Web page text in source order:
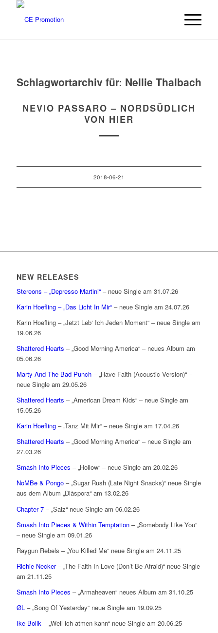
Schlagwortarchiv für: Nellie Thalbach
NEVIO PASSARO – NORDSÜDLICH
VON HIER
2018-06-21
NEW RELEASES
Stereons – „Depresso Martini“– neue Single am 31.07.26
Karin Hoefling – „Das Licht In Mir“– neue Single am 24.07.26
Karin Hoefling – „Jetzt Leb‘ Ich Jeden Moment“ – neue Single am
19.06.26
Shattered Hearts – „Good Morning America“ – neues Album am
05.06.26
Marty And The Bad Punch– „Have Faith (Acoustic Version)“ –
neue Single am 29.05.26
Shattered Hearts – „American Dream Kids“ – neue Single am
15.05.26
Karin Hoefling– „Tanz Mit Mir“ – neue Single am 17.04.26
Shattered Hearts – „Good Morning America“ – neue Single am
27.03.26
Smash Into Pieces – „Hollow“ – neue Single am 20.02.26
NoMBe & Pongo– „Sugar Rush (Late Night Snacks)“ neue Single
aus dem Album „Diàspora“ am 13.02.26
Chapter 7– „Salz“ neue Single am 06.02.26
Smash Into Pieces & Within Temptation– „Somebody Like You“
– neue Single am 09.01.26
Raygun Rebels – „You Killed Me“ neue Single am 24.11.25
Richie Necker– „The Faith In Love (Don’t Be Afraid)“ neue Single
am 21.11.25
Smash Into Pieces – „Armaheaven“ neues Album am 31.10.25
ØL – „Song Of Yesterday“ neue Single am 19.09.25
Ike Bolik – „Weil ich atmen kann“ neue Single am 20.06.25